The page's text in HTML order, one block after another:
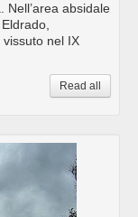
Nell’area absidale
nel IX
Read all